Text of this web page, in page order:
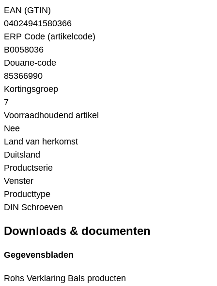
EAN (GTIN)
04024941580366
ERP Code (artikelcode)
B0058036
Douane-code
85366990
Kortingsgroep
7
Voorraadhoudend artikel
Nee
Land van herkomst
Duitsland
Productserie
Venster
Producttype
DIN Schroeven
Downloads & documenten
Gegevensbladen
Rohs Verklaring Bals producten